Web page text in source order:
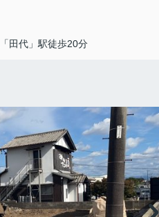
田代」駅徒歩20分